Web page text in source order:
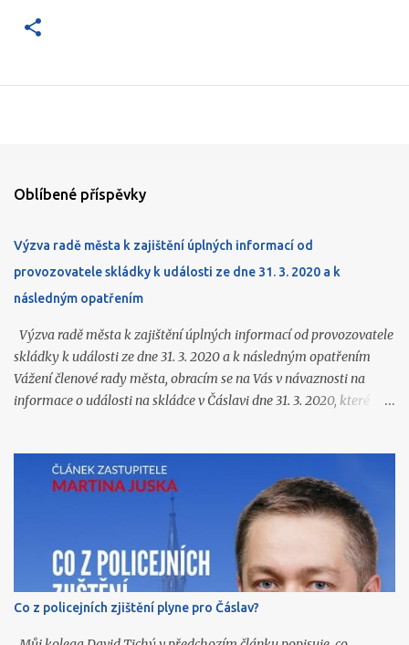
Oblíbené příspěvky
Výzva radě města k zajištění úplných informací od
provozovatele skládky k události ze dne 31. 3. 2020 a k
následným opatřením
Výzva radě města k zajištění úplných informací od provozovatele
skládky k události ze dne 31. 3. 2020 a k následným opatřením
Vážení členové rady města, obracím se na Vás v návaznosti na
informace o události na skládce v Čáslavi dne 31. 3. 2020, které
k-vybuchu-pozaru-na.html ) a o kterých jsem Vás souhrnně
informoval na zasedání zastupitelstva 22. 6. 2026. Ze zmíněného
vyrozumění a z navazujících podkladů podle mého názoru
vyplývají další závažné otázky, které dosud nejsou veřejnosti
srozumitelně a úplně zodpovězeny. Skládka v Čáslavi je zařízení,
jehož provoz dlouhodobě ovlivňuje život ve městě. V letošním roce
došlo k zahájení provozu další etapy skládkování o objemu téměř
600 tis. m 3 , jejíž provoz dle odhadů potrvá minimálně několik
Co z policejních zjištění plyne pro Čáslav?